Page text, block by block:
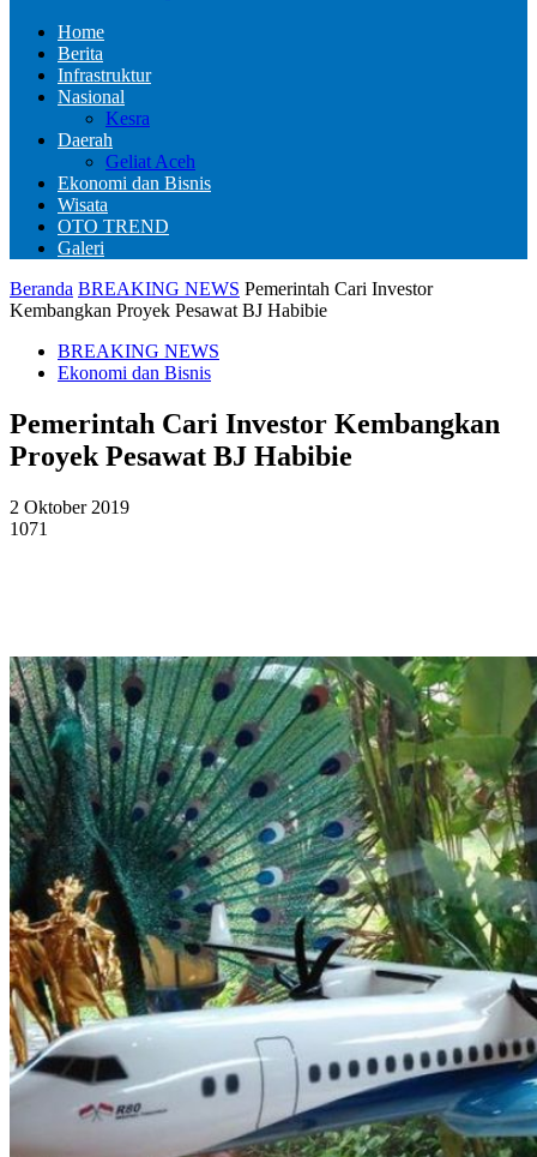
Home
Berita
Infrastruktur
Nasional
Kesra
Daerah
Geliat Aceh
Ekonomi dan Bisnis
Wisata
OTO TREND
Galeri
Beranda BREAKING NEWS Pemerintah Cari Investor
Kembangkan Proyek Pesawat BJ Habibie
BREAKING NEWS
Ekonomi dan Bisnis
Pemerintah Cari Investor Kembangkan
Proyek Pesawat BJ Habibie
2 Oktober 2019
1071